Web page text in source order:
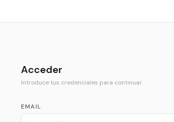
Acceder
Introduce tus credenciales para continuar.
EMAIL